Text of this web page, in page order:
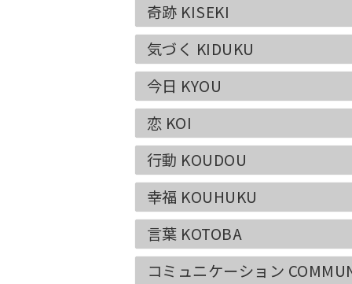
奇跡 KISEKI
気づく KIDUKU
今日 KYOU
恋 KOI
行動 KOUDOU
幸福 KOUHUKU
言葉 KOTOBA
コミュニケーション